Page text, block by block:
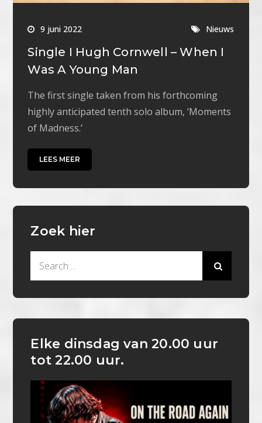
9 juni 2022 Nieuws
Single I Hugh Cornwell – When I
Was A Young Man
The first single taken from his forthcoming
highly anticipated tenth solo album, ‘Moments
of Madness.’
LEES MEER
Zoek hier
Elke dinsdag van 20.00 uur
tot 22.00 uur.